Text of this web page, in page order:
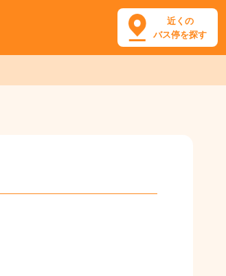
近くの
バス停を探す